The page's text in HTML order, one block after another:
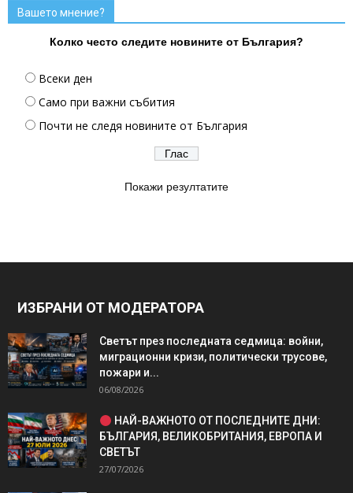
Вашето мнение?
Колко често следите новините от България?
Всеки ден
Само при важни събития
Почти не следя новините от България
Покажи резултатите
ИЗБРАНИ ОТ МОДЕРАТОРА
Светът през последната седмица: войни,
миграционни кризи, политически трусове,
пожари и...
06/08/2026
НАЙ-ВАЖНОТО ОТ ПОСЛЕДНИТЕ ДНИ:
БЪЛГАРИЯ, ВЕЛИКОБРИТАНИЯ, ЕВРОПА И
СВЕТЪТ
27/07/2026